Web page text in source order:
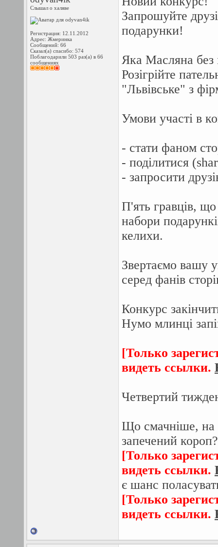
Слышал о халяве
Регистрация: 12.11.2012
Адрес: Жмеринка
Сообщений: 66
Сказал(а) спасибо: 574
Поблагодарили 503 раз(а) в 66
сообщениях
Запрошуйте
подарунки!
Яка Масляна без
Розігрійте
"Львівське" з
Умови участі в
- стати фаном
- поділитися
- запросити
П'ять гравців,
набори
келихи.
Звертаємо вашу
серед фанів
Конкурс
Нумо млинці
[Только
видеть ссылки.
Четвертий
Що смачніше, на
запечений
[Только
видеть ссылки.
є шанс
[Только
видеть ссылки.